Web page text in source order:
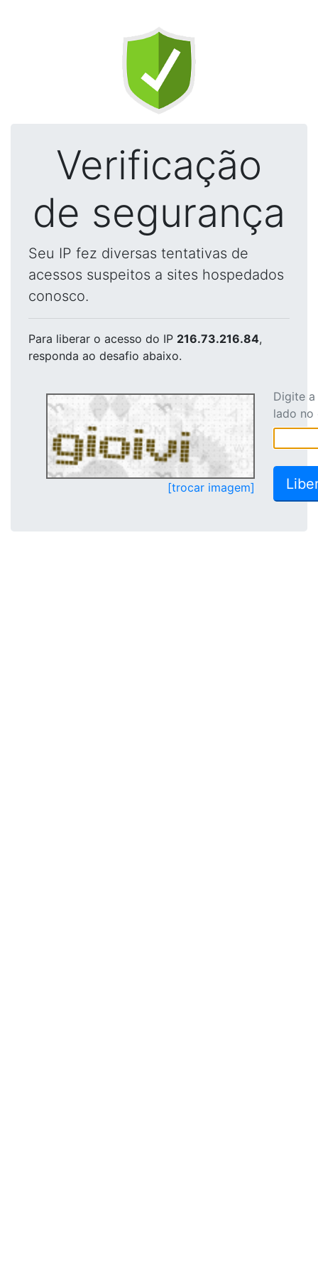
Verificação
de segurança
Seu IP fez diversas tentativas de
acessos suspeitos a sites hospedados
conosco.
Para liberar o acesso do IP 216.73.216.84,
responda ao desafio abaixo.
[trocar imagem]
Digite
lado no